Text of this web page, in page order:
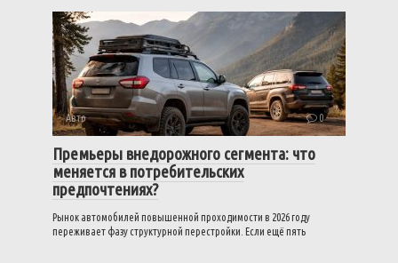
Авто 0
Премьеры внедорожного сегмента: что
меняется в потребительских
предпочтениях?
Рынок автомобилей повышенной проходимости в 2026 году
переживает фазу структурной перестройки. Если ещё пять